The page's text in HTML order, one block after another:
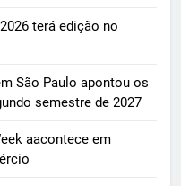
terá edição no
São Paulo apontou os
semestre de 2027
aacontece em